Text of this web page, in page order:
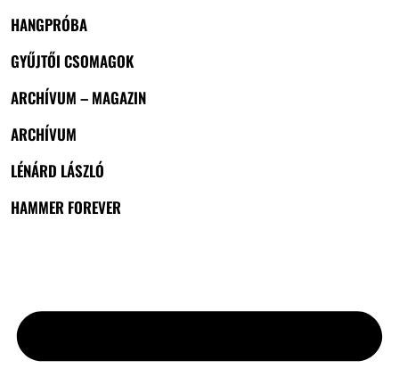
HANGPRÓBA
GYŰJTŐI CSOMAGOK
ARCHÍVUM – MAGAZIN
ARCHÍVUM
LÉNÁRD LÁSZLÓ
HAMMER FOREVER